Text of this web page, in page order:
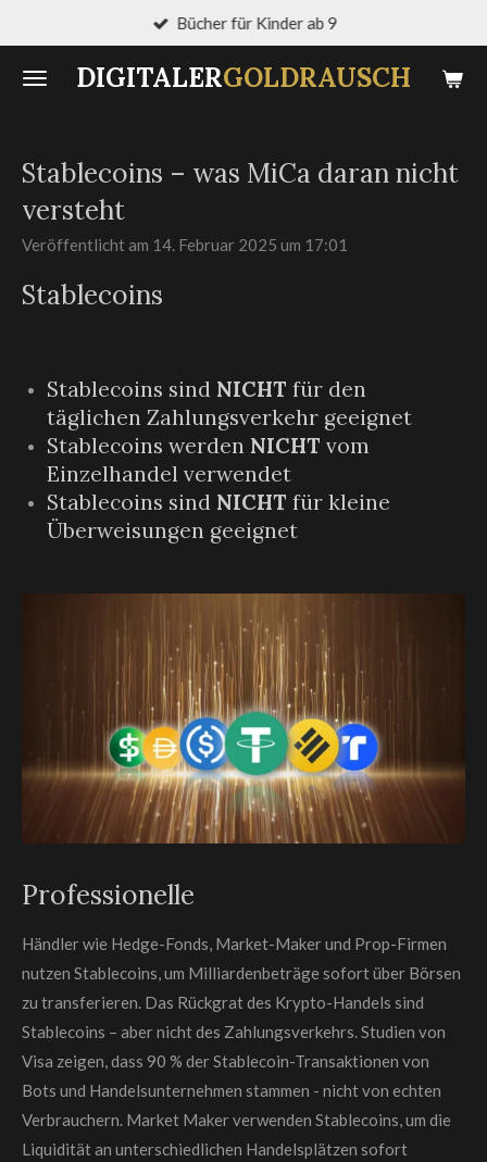
springen DIGITALERGOLDRAUSCH
Bücher für Kinder ab 9
Stablecoins – was MiCa daran nicht
versteht
Veröffentlicht am 14. Februar 2025 um 17:01
Stablecoins
Stablecoins sind NICHT für den
täglichen Zahlungsverkehr geeignet
Stablecoins werden NICHT vom
Einzelhandel verwendet
Stablecoins sind NICHT für kleine
Überweisungen geeignet
Professionelle
Händler wie Hedge-Fonds, Market-Maker und Prop-Firmen
nutzen Stablecoins, um Milliardenbeträge sofort über Börsen
zu transferieren. Das Rückgrat des Krypto-Handels sind
Stablecoins – aber nicht des Zahlungsverkehrs. Studien von
Visa zeigen, dass 90 % der Stablecoin-Transaktionen von
Bots und Handelsunternehmen stammen - nicht von echten
Verbrauchern. Market Maker verwenden Stablecoins, um die
Liquidität an unterschiedlichen Handelsplätzen sofort